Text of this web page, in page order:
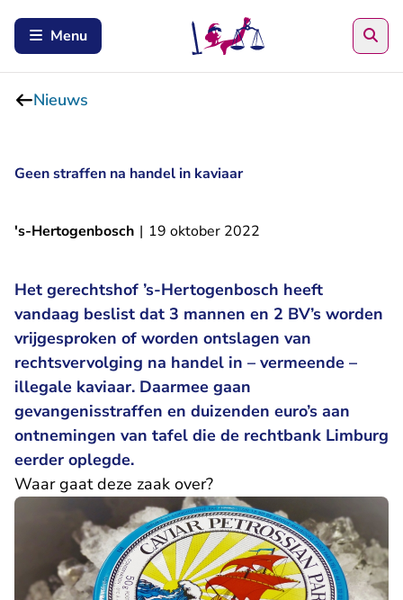
Menu
Nieuws
Geen straffen na handel in kaviaar
's-Hertogenbosch | 19 oktober 2022
Het gerechtshof ’s-Hertogenbosch heeft
vandaag beslist dat 3 mannen en 2 BV’s worden
vrijgesproken of worden ontslagen van
rechtsvervolging na handel in – vermeende –
illegale kaviaar. Daarmee gaan
gevangenisstraffen en duizenden euro’s aan
ontnemingen van tafel die de rechtbank Limburg
eerder oplegde.
Waar gaat deze zaak over?